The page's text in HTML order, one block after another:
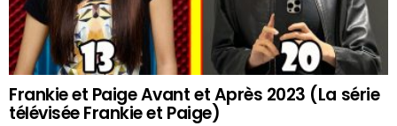
Frankie et Paige Avant et Après 2023 (La série
télévisée Frankie et Paige)